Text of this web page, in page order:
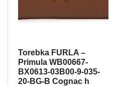
Torebka FURLA –
Primula WB00667-
BX0613-03B00-9-035-
20-BG-B Cognac h